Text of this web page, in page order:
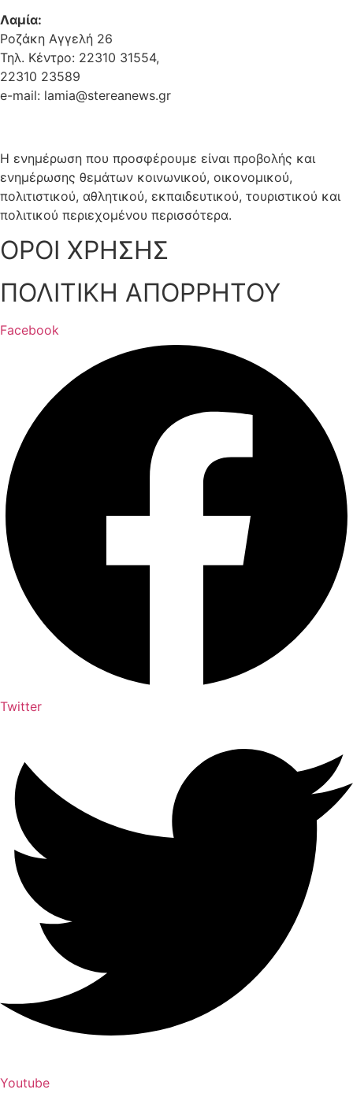
Λαμία:
Ροζάκη Αγγελή 26
Τηλ. Κέντρο: 22310 31554,
22310 23589
e-mail: lamia@stereanews.gr
Η ενημέρωση που προσφέρουμε είναι προβολής και
ενημέρωσης θεμάτων κοινωνικού, οικονομικού,
πολιτιστικού, αθλητικού, εκπαιδευτικού, τουριστικού και
πολιτικού περιεχομένου περισσότερα.
ΟΡΟΙ ΧΡΗΣΗΣ
ΠΟΛΙΤΙΚΗ ΑΠΟΡΡΗΤΟΥ
Facebook
Twitter
Youtube